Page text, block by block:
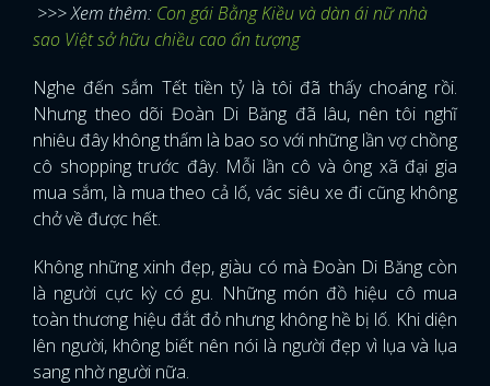
>>> Xem thêm: Con gái Bằng Kiều và dàn ái nữ nhà
sao Việt sở hữu chiều cao ấn tượng
Nghe đến sắm Tết tiền tỷ là tôi đã thấy choáng rồi.
Nhưng theo dõi Đoàn Di Băng đã lâu, nên tôi nghĩ
nhiêu đây không thấm là bao so với những lần vợ chồng
cô shopping trước đây. Mỗi lần cô và ông xã đại gia
mua sắm, là mua theo cả lố, vác siêu xe đi cũng không
chở về được hết.
Không những xinh đẹp, giàu có mà Đoàn Di Băng còn
là người cực kỳ có gu. Những món đồ hiệu cô mua
toàn thương hiệu đắt đỏ nhưng không hề bị lố. Khi diện
lên người, không biết nên nói là người đẹp vì lụa và lụa
sang nhờ người nữa.